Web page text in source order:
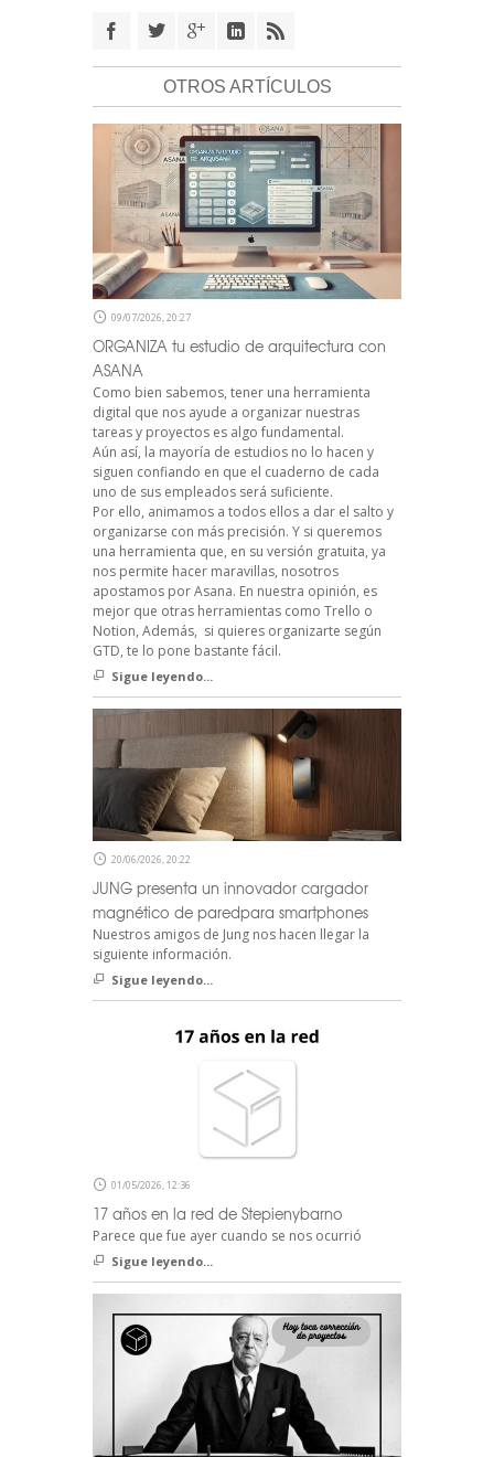
OTROS ARTÍCULOS
09/07/2026, 20:27
ORGANIZA tu estudio de arquitectura con
ASANA
Como bien sabemos, tener una herramienta
digital que nos ayude a organizar nuestras
tareas y proyectos es algo fundamental.
Aún así, la mayoría de estudios no lo hacen y
siguen confiando en que el cuaderno de cada
uno de sus empleados será suficiente.
Por ello, animamos a todos ellos a dar el salto y
organizarse con más precisión. Y si queremos
una herramienta que, en su versión gratuita, ya
nos permite hacer maravillas, nosotros
apostamos por Asana. En nuestra opinión, es
mejor que otras herramientas como Trello o
Notion, Además, si quieres organizarte según
GTD, te lo pone bastante fácil.
Sigue leyendo...
20/06/2026, 20:22
JUNG presenta un innovador cargador
magnético de paredpara smartphones
Nuestros amigos de Jung nos hacen llegar la
siguiente información.
Sigue leyendo...
01/05/2026, 12:36
17 años en la red de Stepienybarno
Parece que fue ayer cuando se nos ocurrió
Sigue leyendo...